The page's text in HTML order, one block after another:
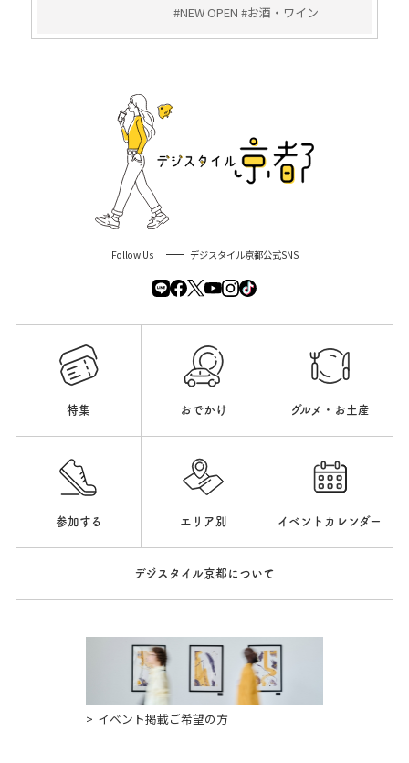
#NEW OPEN #お酒・ワイン
Follow Us デジスタイル京都公式SNS
特集 おでかけ グルメ・お土産
参加する エリア別 イベントカレンダー
デジスタイル京都について
イベント掲載ご希望の方